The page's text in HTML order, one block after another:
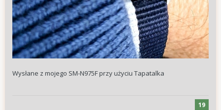
Wysłane z mojego SM-N975F przy użyciu Tapatalka
19